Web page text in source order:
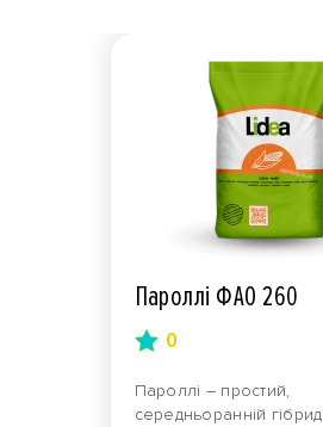
Пароллі ФАО 260
0
Пароллі – простий,
середньоранній гібрид